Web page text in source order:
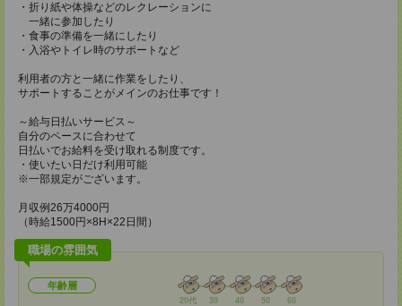
・折り紙や体操などのレクレーションに
一緒に参加したり
・食事の準備を一緒にしたり
・入浴やトイレ時のサポートなど
利用者の方と一緒に作業をしたり、
サポートすることがメインのお仕事です！
～給与日払いサービス～
自分のペースに合わせて
日払いでお給料を受け取れる制度です。
・使いたい日だけ利用可能
※一部規定がございます。
月収例26万4000円
（時給1500円×8H×22日間）
職場の雰囲気
年齢層
20代 30 40 50 60